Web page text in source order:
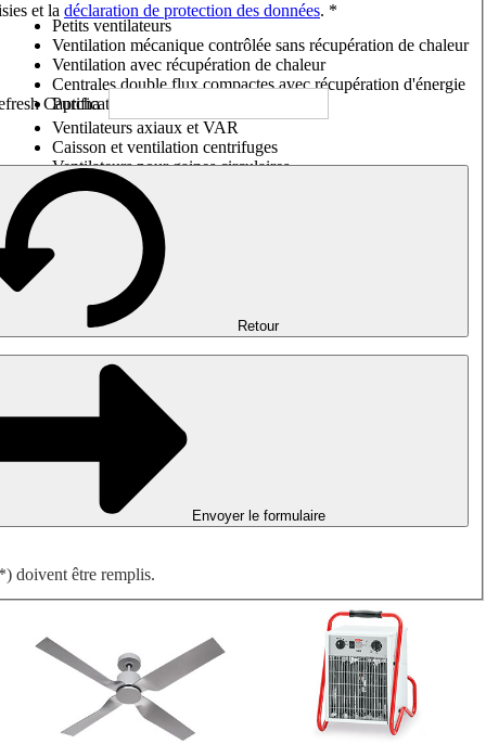
Petits ventilateurs
Ventilation mécanique contrôlée sans récupération de chaleur
Ventilation avec récupération de chaleur
Centrales double flux compactes avec récupération d'énergie
Purificateurs d'air/Moniteurs CO
Ventilateurs axiaux et VAR
Caisson et ventilation centrifuges
Ventilateurs pour gaines circulaires
Ventilateurs pour gaines rectangulaires
Tourelles de toiture
Désenfumage, détection incendie et ventilation de parking
Ventilateurs antidéflagrants
Mesurer. Contrôler. Réguler.
Traitement d'air
Accessoires aérauliques
et la déclaration de protection des données. *
Retour
Envoyer le formulaire
doivent être remplis.